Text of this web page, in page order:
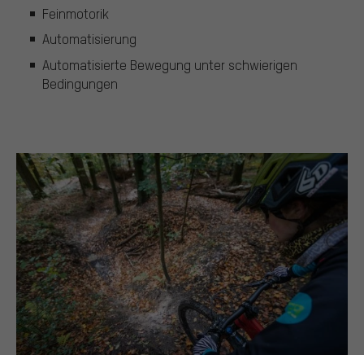
Feinmotorik
Automatisierung
Automatisierte Bewegung unter schwierigen
Bedingungen